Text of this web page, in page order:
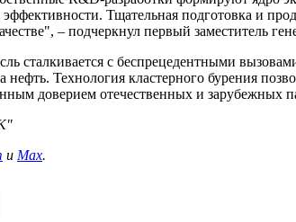
Тщательная подготовка и
– подчеркнул первый заместитель
сталкивается с беспрецедентными
нефть. Технология кластерного бурения
доверием отечественных и зарубежных
и Max.